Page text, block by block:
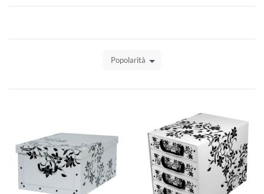
Popolarità